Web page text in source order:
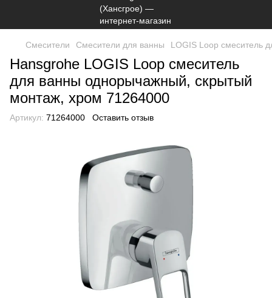
Смесители Смесители для ванны LOGIS Loop смеситель
Hansgrohe LOGIS Loop смеситель
для ванны однорычажный, скрытый
монтаж, хром 71264000
Артикул: 71264000 Оставить отзыв